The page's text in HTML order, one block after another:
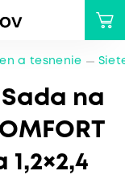
a tesnenie
na